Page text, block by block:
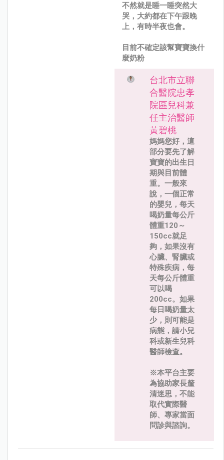
不然就是睡一睡突然大
哭，大約都在下午跟晚
上，有時半夜也會。
目前不確定該幫寶寶換什
麼奶粉
台北市立聯
合醫院忠孝
院區兒科兼
任主治醫師
黃碧桃
媽媽您好，這
部分要先了解
寶寶的出生日
期與目前體
重。一般來
說，一個正常
的嬰兒，每天
喝奶量每公斤
體重120～
150cc就足
夠，如果沒有
心臟、腎臟或
特殊疾病，每
天每公斤體重
可以喝
200cc。如果
每日喝奶量太
少，則可能是
病態，請小兒
科或新生兒科
醫師檢查。
※本平台主要
為協助家長釐
清迷思，不能
取代實際醫
師、專家當面
問診與諮詢。